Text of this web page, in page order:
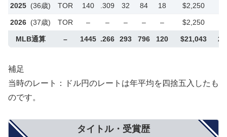
2025 (36歳) TOR 140 .309 32 84 18 $2,250
2026 (37歳) TOR – – – – – $2,250
MLB通算 – 1445 .266 293 796 120 $21,043
補足
当時のレート：ドル円のレートは年平均を四捨五入したも
のです。
タイトル・受賞歴